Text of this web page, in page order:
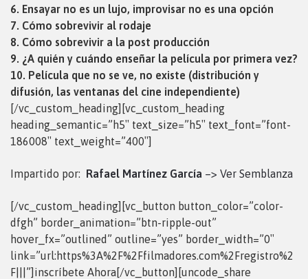
6. Ensayar no es un lujo, improvisar no es una opción
7. Cómo sobrevivir al rodaje
8. Cómo sobrevivir a la post producción
9. ¿A quién y cuándo enseñar la película por primera vez?
10. Película que no se ve, no existe (distribución y
difusión, las ventanas del cine independiente)
[/vc_custom_heading][vc_custom_heading
heading_semantic=”h5″ text_size=”h5″ text_font=”font-
186008″ text_weight=”400″]
Impartido por: Rafael Martínez García –> Ver Semblanza
[/vc_custom_heading][vc_button button_color=”color-
dfgh” border_animation=”btn-ripple-out”
hover_fx=”outlined” outline=”yes” border_width=”0″
link=”url:https%3A%2F%2Ffilmadores.com%2Fregistro%2
F|||”]inscríbete Ahora[/vc_button][uncode_share